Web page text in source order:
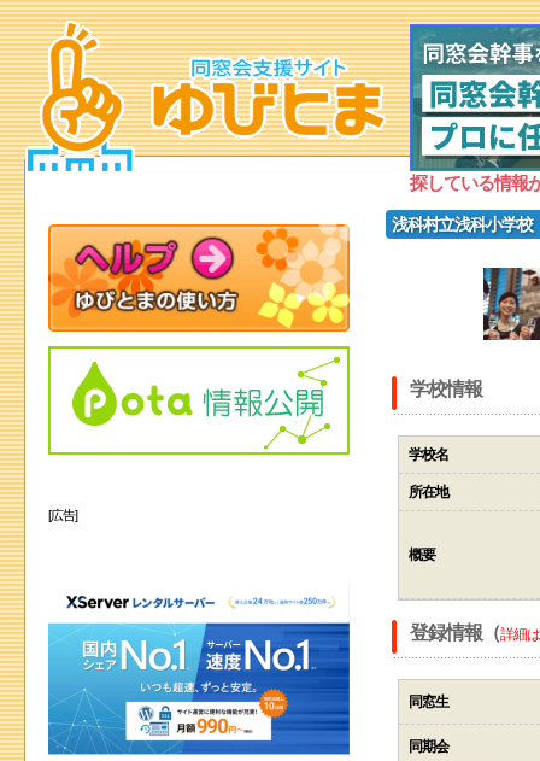
探している情報
浅科村立浅科小学校
学校情報
学校名
所在地
概要
登録情報（詳細
同窓生
同期会
[広告]